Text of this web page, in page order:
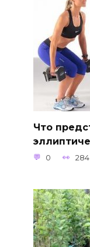
Что
0 284